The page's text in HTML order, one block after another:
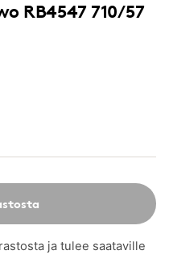
RB4547 710/57
ja tulee saataville